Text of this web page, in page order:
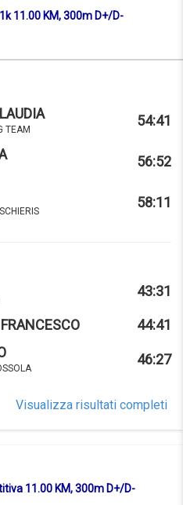
11.00 KM, 300m D+/D-
TEAM
54:41
56:52
58:11
43:31
44:41
46:27
Visualizza risultati completi
11.00 KM, 300m D+/D-